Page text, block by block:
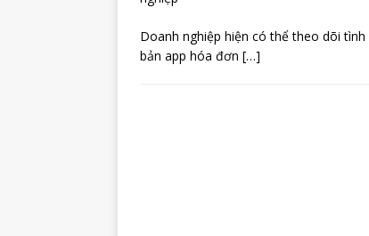
Doanh nghiệp hiện có thể theo dõi
bản app hóa đơn […]